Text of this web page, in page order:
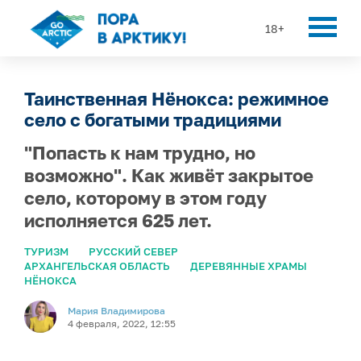
18+
Таинственная Нёнокса: режимное
село с богатыми традициями
"Попасть к нам трудно, но
возможно". Как живёт закрытое
село, которому в этом году
исполняется 625 лет.
ТУРИЗМ
РУССКИЙ СЕВЕР
АРХАНГЕЛЬСКАЯ ОБЛАСТЬ
ДЕРЕВЯННЫЕ ХРАМЫ
НЁНОКСА
Мария Владимирова
4 февраля, 2022, 12:55